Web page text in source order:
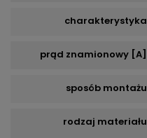
charakterystyka
prąd znamionowy [A]
sposób montażu
rodzaj materiału